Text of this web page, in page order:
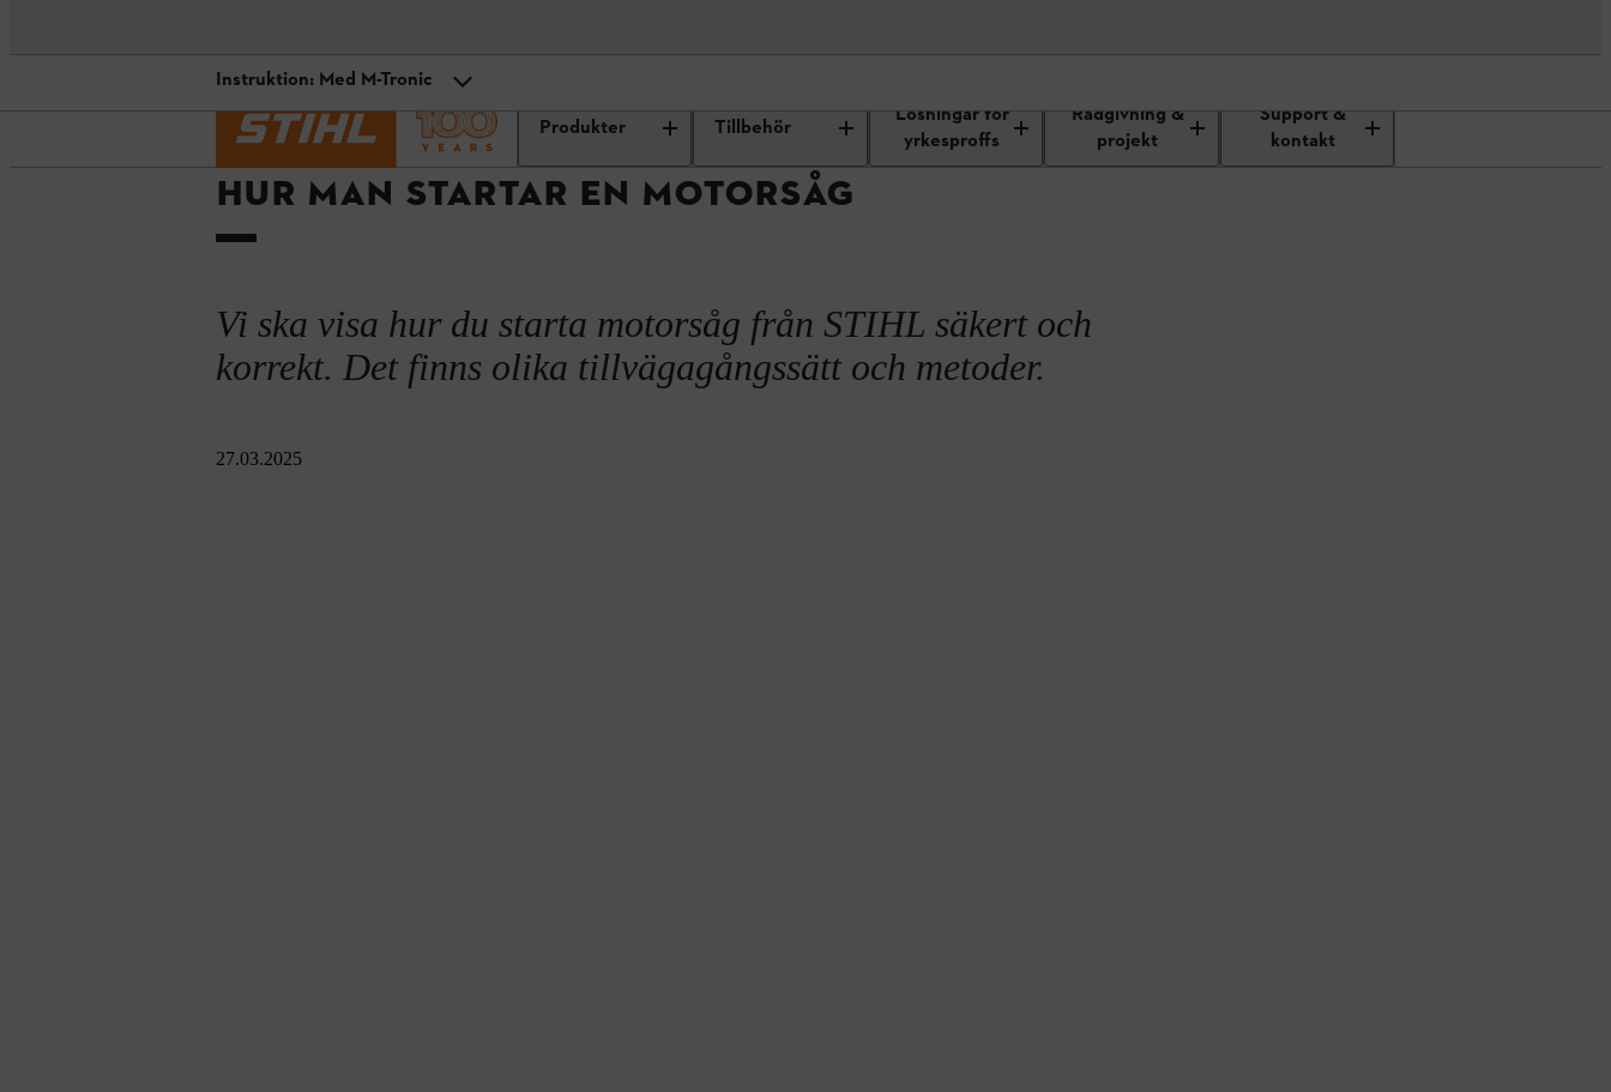
Produkter Tillbehör
Lösningar för
yrkesproffs
Rådgivning &
projekt
Support &
kontakt
HUR MAN STARTAR EN MOTORSÅG
Vi ska visa hur du starta motorsåg från STIHL säkert och
korrekt. Det finns olika tillvägagångssätt och metoder.
27.03.2025
Instruktion: Med M-Tronic
Förberedelser
Instruktion: Utan M-Tronic
Instruktion: Med M-Tronic